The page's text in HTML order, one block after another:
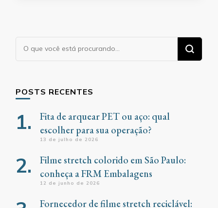
Procurando
algo?
POSTS RECENTES
Fita de arquear PET ou aço: qual
escolher para sua operação?
13 de julho de 2026
Filme stretch colorido em São Paulo:
conheça a FRM Embalagens
12 de junho de 2026
Fornecedor de filme stretch reciclável: